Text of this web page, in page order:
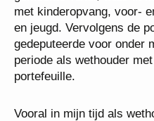
met kinderopvang, voor-
en jeugd. Vervolgens de
gedeputeerde voor onder
periode als wethouder
portefeuille.
Vooral in mijn tijd als